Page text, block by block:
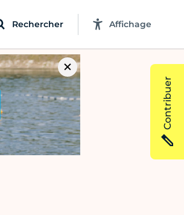
Rechercher Affichage
Contribuer